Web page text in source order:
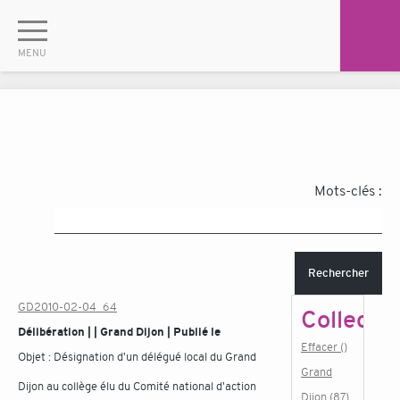
Mots-clés :
Rechercher
GD2010-02-04_64
Délibération | | Grand Dijon | Publié le
Objet : Désignation d'un délégué local du Grand
Dijon au collège élu du Comité national d'action
Effacer ()
Grand
Dijon (87)